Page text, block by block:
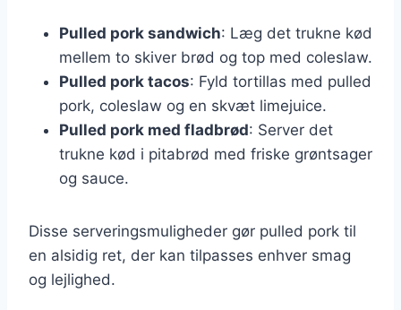
Pulled pork sandwich: Læg det trukne kød
mellem to skiver brød og top med coleslaw.
Pulled pork tacos: Fyld tortillas med pulled
pork, coleslaw og en skvæt limejuice.
Pulled pork med fladbrød: Server det
trukne kød i pitabrød med friske grøntsager
og sauce.
Disse serveringsmuligheder gør pulled pork til
en alsidig ret, der kan tilpasses enhver smag
og lejlighed.